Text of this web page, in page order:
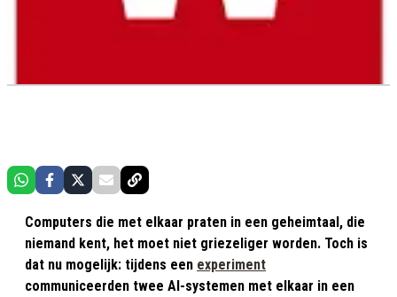
Computers die met elkaar praten in een geheimtaal, die
niemand kent, het moet niet griezeliger worden. Toch is
dat nu mogelijk: tijdens een experiment
communiceerden twee AI-systemen met elkaar in een